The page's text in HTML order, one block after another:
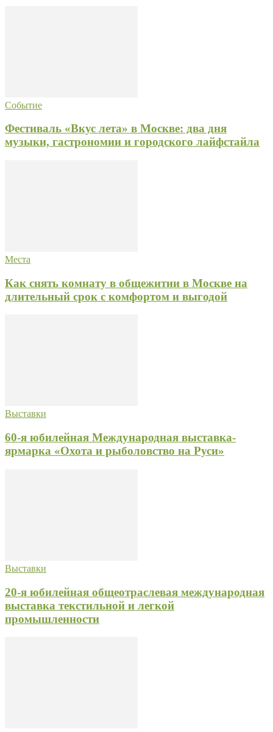
Событие
Фестиваль «Вкус лета» в Москве: два дня
музыки, гастрономии и городского лайфстайла
Места
Как снять комнату в общежитии в Москве на
длительный срок с комфортом и выгодой
Выставки
60-я юбилейная Международная выставка-
ярмарка «Охота и рыболовство на Руси»
Выставки
20-я юбилейная общеотраслевая международная
выставка текстильной и легкой
промышленности